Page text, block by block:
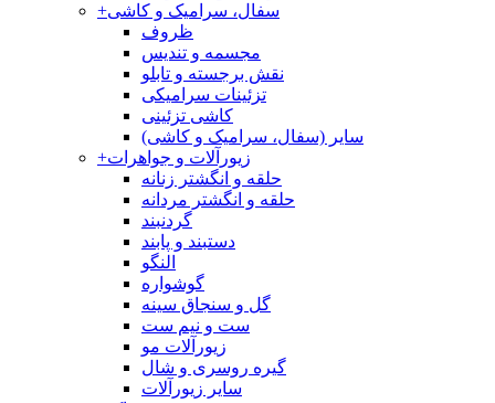
+سفال، سرامیک و کاشی
ظروف
مجسمه و تندیس
نقش برجسته و تابلو
تزئینات سرامیکی
کاشی تزئینی
سایر (سفال، سرامیک و کاشی)
+زیورآلات و جواهرات
حلقه و انگشتر زنانه
حلقه و انگشتر مردانه
گردنبند
دستبند و پابند
النگو
گوشواره
گل و سنجاق سینه
ست و نیم ست
زیورآلات مو
گیره روسری و شال
سایر زیورآلات